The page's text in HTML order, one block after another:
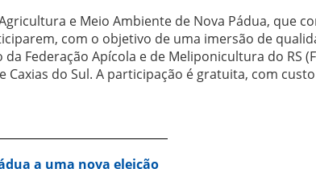
e Meio Ambiente de Nova Pádua, que
com o objetivo de uma imersão de
Federação Apícola e de Meliponicultura do RS
do Sul. A participação é gratuita, com custo
a uma nova eleição